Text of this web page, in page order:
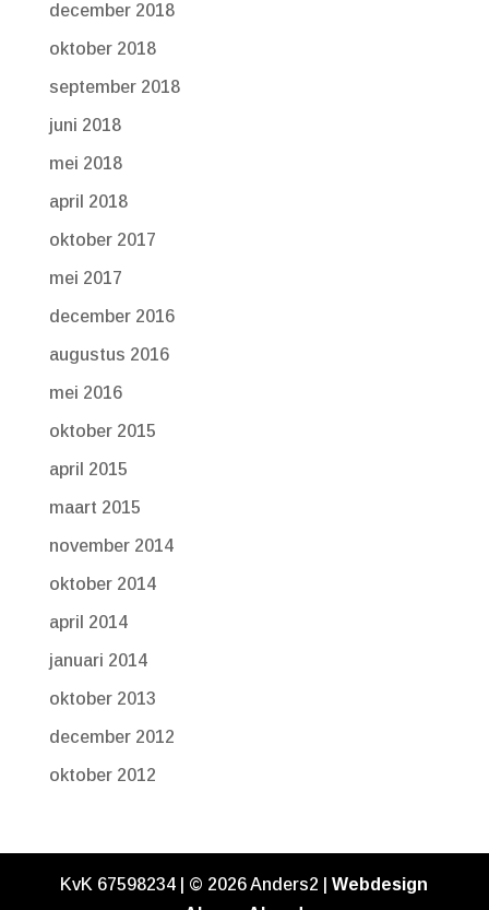
december 2018
oktober 2018
september 2018
juni 2018
mei 2018
april 2018
oktober 2017
mei 2017
december 2016
augustus 2016
mei 2016
oktober 2015
april 2015
maart 2015
november 2014
oktober 2014
april 2014
januari 2014
oktober 2013
december 2012
oktober 2012
KvK 67598234 | © 2026Anders2 |Webdesign